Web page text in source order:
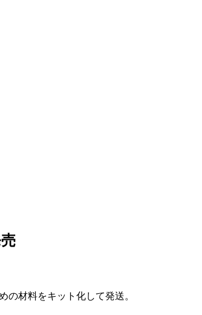
の材料をキット化して発送。